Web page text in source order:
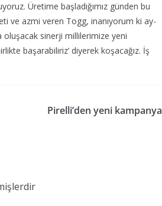
Üretime başladığımız günden bu
ve azmi veren Togg, inanıyorum ki ay-
oluşacak sinerji millilerimize yeni
başarabiliriz’ diyerek koşacağız. İş
Pirelli’den yeni kampanya